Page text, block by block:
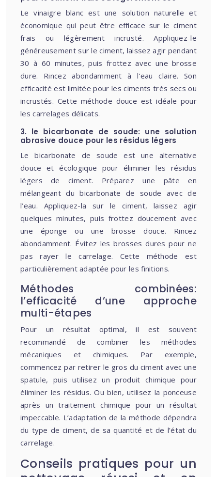
Le vinaigre blanc est une solution naturelle et
économique qui peut être efficace sur le ciment
frais ou légèrement incrusté. Appliquez-le
généreusement sur le ciment, laissez agir pendant
30 à 60 minutes, puis frottez avec une brosse
dure. Rincez abondamment à l’eau claire. Son
efficacité est limitée pour les ciments très secs ou
incrustés. Cette méthode douce est idéale pour
les carrelages délicats.
3. le bicarbonate de soude: une solution
abrasive douce pour les résidus légers
Le bicarbonate de soude est une alternative
douce et écologique pour éliminer les résidus
légers de ciment. Préparez une pâte en
mélangeant du bicarbonate de soude avec de
l’eau. Appliquez-la sur le ciment, laissez agir
quelques minutes, puis frottez doucement avec
une éponge ou une brosse douce. Rincez
abondamment. Évitez les brosses dures pour ne
pas rayer le carrelage. Cette méthode est
particulièrement adaptée pour les finitions.
Méthodes combinées:
l’efficacité d’une approche
multi-étapes
Pour un résultat optimal, il est souvent
recommandé de combiner les méthodes
mécaniques et chimiques. Par exemple,
commencez par retirer le gros du ciment avec une
spatule, puis utilisez un produit chimique pour
éliminer les résidus. Ou bien, utilisez la ponceuse
après un traitement chimique pour un résultat
impeccable. L’adaptation de la méthode dépendra
du type de ciment, de sa quantité et de l’état du
carrelage.
Conseils pratiques pour un